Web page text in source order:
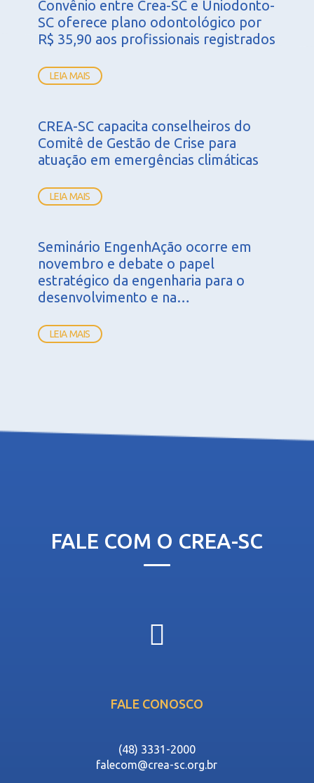
Convênio entre Crea-SC e Uniodonto-
SC oferece plano odontológico por
R$ 35,90 aos profissionais registrados
LEIA MAIS
CREA-SC capacita conselheiros do
Comitê de Gestão de Crise para
atuação em emergências climáticas
LEIA MAIS
Seminário EngenhAção ocorre em
novembro e debate o papel
estratégico da engenharia para o
desenvolvimento e na…
LEIA MAIS
FALE COM O CREA-SC
FALE CONOSCO
(48) 3331-2000
falecom@crea-sc.org.br